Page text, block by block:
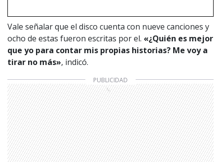
Vale señalar que el disco cuenta con nueve canciones y
ocho de estas fueron escritas por el. «¿Quién es mejor
que yo para contar mis propias historias? Me voy a
tirar no más», indicó.